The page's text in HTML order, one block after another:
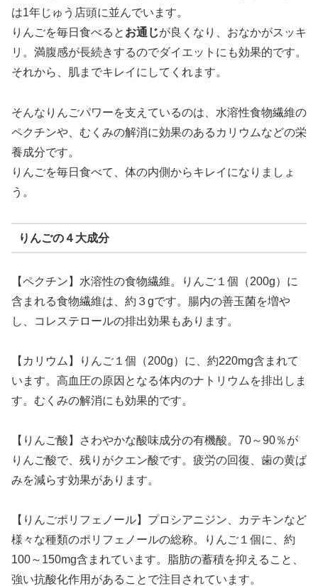
は1年じゅう店頭に並んでいます。
りんごを毎日食べると お通じが良くなり、おなかがスッキ
リ。満腹感が長続きするのでダイエットにも効果的です。
それから、肌までキレイにしてくれます。
そんなりんごパワーを支えているのは、水溶性食物繊維の
ペクチンや、むくみの解消に効果のあるカリウムなどの栄
養成分です。
りんごを毎日食べて、体の内側からキレイになりましょ
う。
りんごの４大成分
【ペクチン】水溶性の食物繊維。りんご１個（200g）に
含まれる食物繊維は、約３gです。腸内の善玉菌を増や
し、コレステロールの排出効果もあります。
【カリウム】りんご１個（200g）に、約220mg含まれて
います。高血圧の原因となる体内のナトリウムを排出しま
す。むくみの解消にも効果的です。
【りんご酸】さわやかな酸味成分の有機酸。70～90％が
りんご酸で、残りがクエン酸です。疲労の回復、歯の黄ば
みを減らす効果があります。
【りんごポリフェノール】プロシアニジン、カテキンなど
様々な種類のポリフェノールの総称。りんご１個に、約
100～150mg含まれています。脂肪の蓄積を抑えること、
強い抗酸化作用があることで注目されています。